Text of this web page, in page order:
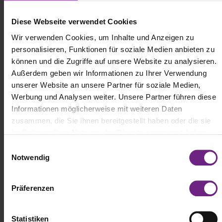
Diese Webseite verwendet Cookies
Wir verwenden Cookies, um Inhalte und Anzeigen zu
personalisieren, Funktionen für soziale Medien anbieten zu
können und die Zugriffe auf unsere Website zu analysieren.
Außerdem geben wir Informationen zu Ihrer Verwendung
unserer Website an unsere Partner für soziale Medien,
Werbung und Analysen weiter. Unsere Partner führen diese
Informationen möglicherweise mit weiteren Daten
zusammen, die Sie ihnen bereitgestellt haben oder die sie
Notwendig
Präferenzen
Statistiken
(c) DB Schenker
DB Schenker hat in Neunkirchen im Saarland seinen bisher
größten Landverkehrsstandort in Deutschland eröffnet. Der neue
Logistik-Hub verfügt über eine Gesamtfläche von 76.000
Quadratmetern. Ein modernes Yardmanagement-System soll eine
präzise Überwachung und Steuerung der Logistikprozesse. Am
Arbeitsplätze. In puncto Nachhaltigkeit wurde der Neubau mit einer
Photovoltaikanlage ausgestattet, die eine ressourcenschonende
Energieversorgung ermöglicht. Zudem stehen zehn Ladepunkte
Verfügung. Die Immobilie erhielt die DGNB Gold-Zertifizierung für